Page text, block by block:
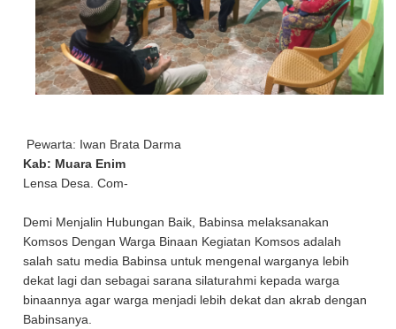
Pewarta: Iwan Brata Darma
Kab: Muara Enim
Lensa Desa. Com-
Demi Menjalin Hubungan Baik, Babinsa melaksanakan
Komsos Dengan Warga Binaan Kegiatan Komsos adalah
salah satu media Babinsa untuk mengenal warganya lebih
dekat lagi dan sebagai sarana silaturahmi kepada warga
binaannya agar warga menjadi lebih dekat dan akrab dengan
Babinsanya.